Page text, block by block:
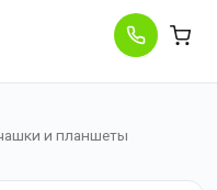
и планшеты